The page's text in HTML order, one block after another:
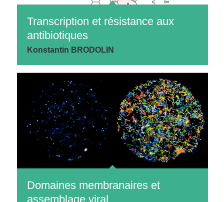
Transcription et résistance aux
antibiotiques
Konstantin BRODOLIN
Domaines membranaires et
assemblage viral